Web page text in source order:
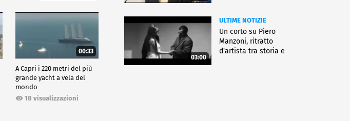
00:33
A Capri i 220 metri del più
grande yacht a vela del
mondo
18 visualizzazioni
03:00
ULTIME NOTIZIE
Un corto su Piero
Manzoni, ritratto
d'artista tra storia e